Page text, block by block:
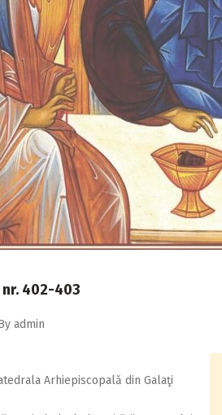
402-403
admin
Arhiepiscopală din Galaţi